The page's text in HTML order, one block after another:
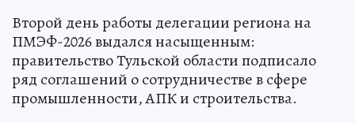
Второй день работы делегации региона на
ПМЭФ-2026 выдался насыщенным:
правительство Тульской области подписало
ряд соглашений о сотрудничестве в сфере
промышленности, АПК и строительства.